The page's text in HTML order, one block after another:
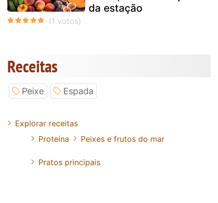
da estação
Receitas
Peixe Espada
Explorar receitas
Proteína
Peixes e frutos do mar
Pratos principais